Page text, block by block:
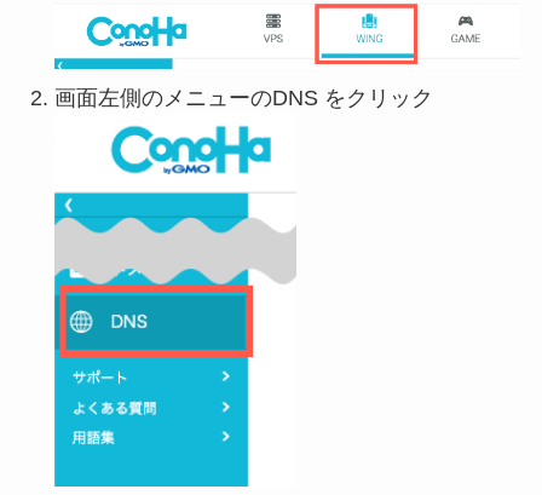
画面左側のメニューのDNS をクリック